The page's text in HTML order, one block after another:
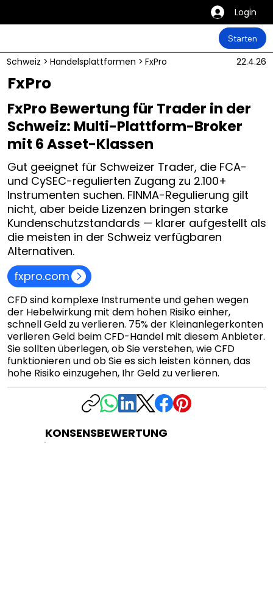
Login
Starten
Schweiz > Handelsplattformen > FxPro 22.4.26
FxPro
FxPro Bewertung für Trader in der
Schweiz: Multi-Plattform-Broker
mit 6 Asset-Klassen
Gut geeignet für Schweizer Trader, die FCA-
und CySEC-regulierten Zugang zu 2.100+
Instrumenten suchen. FINMA-Regulierung gilt
nicht, aber beide Lizenzen bringen starke
Kundenschutzstandards — klarer aufgestellt als
die meisten in der Schweiz verfügbaren
Alternativen.
fxpro.com
CFD sind komplexe Instrumente und gehen wegen
der Hebelwirkung mit dem hohen Risiko einher,
schnell Geld zu verlieren. 75% der Kleinanlegerkonten
verlieren Geld beim CFD-Handel mit diesem Anbieter.
Sie sollten überlegen, ob Sie verstehen, wie CFD
funktionieren und ob Sie es sich leisten können, das
hohe Risiko einzugehen, Ihr Geld zu verlieren.
KONSENSBEWERTUNG